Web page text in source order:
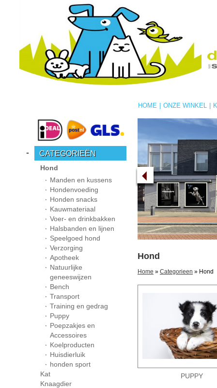
ONZE WINKEL
HOME
CATEGORIEËN
-
Hond
Manden en kussens
Hondenvoeding
Honden snacks
Kauwmateriaal
Voer- en drinkbakken
Halsbanden en lijnen
Speelgoed hond
Verzorging
Apotheek
Natuurlijke
geneeswijzen
Bench
Transport
Training en gedrag
Puppy
Poepzakjes en
Accessoires
Koelproducten
Huisdierluik
honden sport
Kat
Knaagdier
Hond
Home » Categorieen » Hond
PUPPY